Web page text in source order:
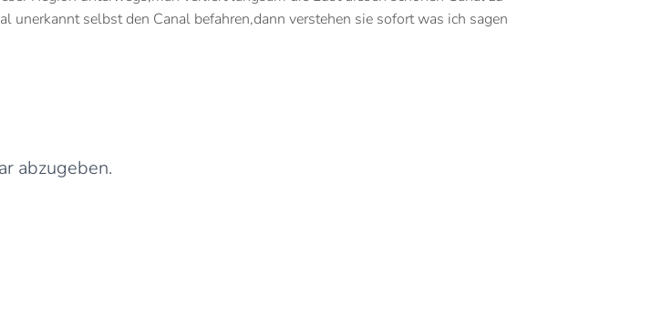
unerkannt selbst den Canal befahren,dann verstehen sie sofort was ich sagen
abzugeben.